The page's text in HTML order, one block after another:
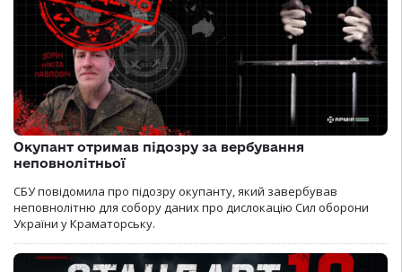
Окупант отримав підозру за вербування
неповнолітньої
СБУ повідомила про підозру окупанту, який завербував
неповнолітню для собору даних про дислокацію Сил оборони
України у Краматорську.